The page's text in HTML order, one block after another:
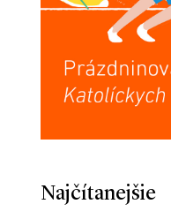
Najčítanejšie